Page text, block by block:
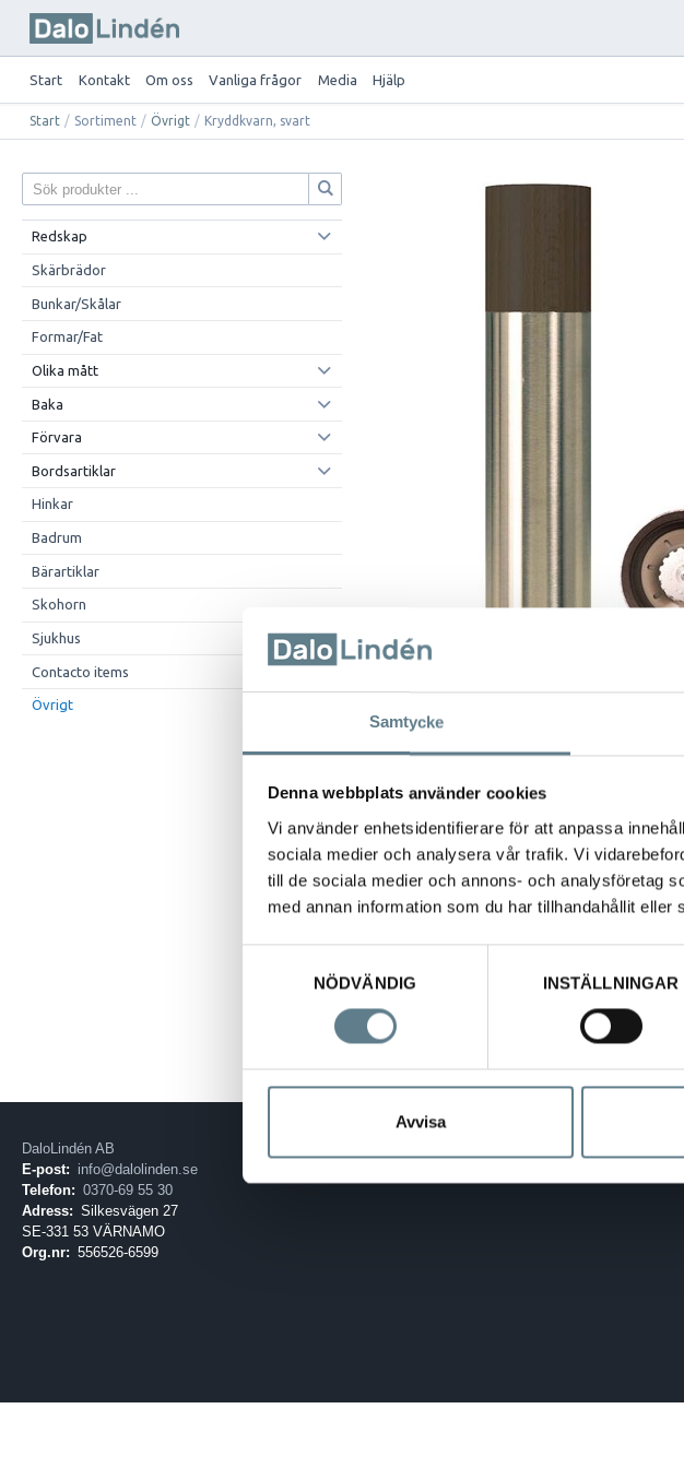
Samtycke
Denna webbplats använder cookies
Vi använder enhetsidentifierare för att anpassa
sociala medier och analysera vår trafik. Vi
till de sociala medier och annons- och analysföretag
med annan information som du har tillhandahållit
NÖDVÄNDIG
INSTÄLLNINGAR
Avvisa
Start Kontakt Om oss Vanliga frågor Media Hjälp
Start / Sortiment / Övrigt / Kryddkvarn, svart
Redskap
Skärbrädor
Bunkar/Skålar
Formar/Fat
Olika mått
Baka
Förvara
Bordsartiklar
Hinkar
Badrum
Bärartiklar
Skohorn
Sjukhus
Contacto items
Övrigt
Beskrivning
Kryddkvarn Diam 50 mm höjd 215 mm, svart.
Tillverkad av rostfritt stål med svart överdel
Keramiskt kvarnverk CrushGrind.
Stort påfyllningshål som minimerar spill.
Ställbar kornstorlek genom justeringsratt i
DaloLindén AB
E-post: info@dalolinden.se
Telefon: 0370-69 55 30
Adress: Silkesvägen 27
SE-331 53 VÄRNAMO
Org.nr: 556526-6599